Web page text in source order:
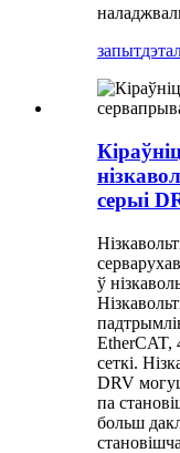
запыт
серыі
ў
EtherCAT,
сеткі.
DRV
па
больш